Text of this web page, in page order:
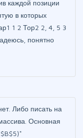
каждой позиции
в которых
1 2 Тор2 2, 4, 5 3
понятно
Либо писать на
Основная